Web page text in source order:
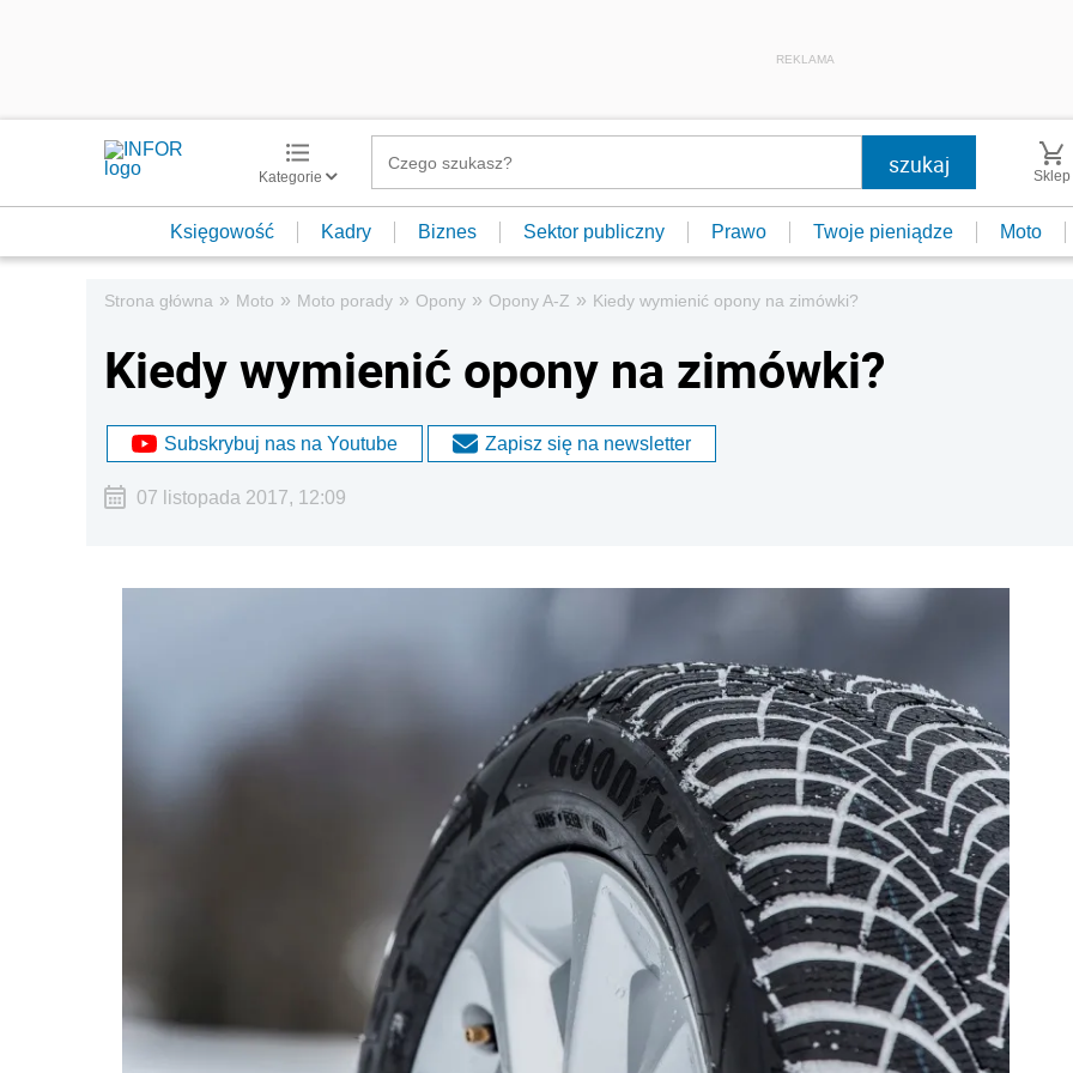
REKLAMA
Kategorie Sklep
Księgowość Kadry Biznes Sektor publiczny Prawo Twoje pieniądze Moto
Strona główna » Moto » Moto porady » Opony » Opony A-Z » Kiedy wymienić opony na zimówki?
Kiedy wymienić opony na zimówki?
Subskrybuj nas na Youtube Zapisz się na newsletter
07 listopada 2017, 12:09